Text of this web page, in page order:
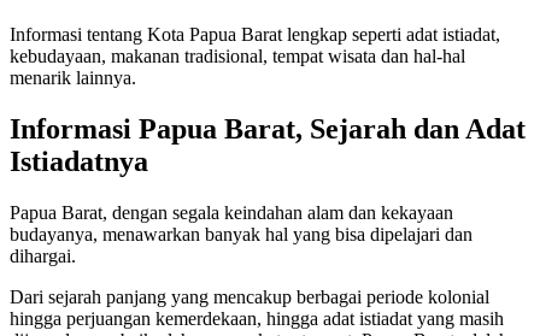
Informasi tentang Kota Papua Barat lengkap seperti adat istiadat,
kebudayaan, makanan tradisional, tempat wisata dan hal-hal
menarik lainnya.
Informasi Papua Barat, Sejarah dan Adat
Istiadatnya
Papua Barat, dengan segala keindahan alam dan kekayaan
budayanya, menawarkan banyak hal yang bisa dipelajari dan
dihargai.
Dari sejarah panjang yang mencakup berbagai periode kolonial
hingga perjuangan kemerdekaan, hingga adat istiadat yang masih